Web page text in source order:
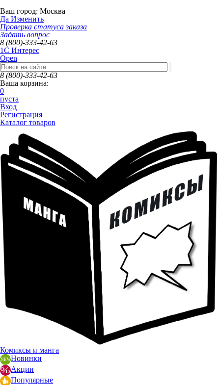
Ваш город: Москва
Да Изменить
Проверка статуса заказа
Задать вопрос
8 (800)-333-42-63
1C Интерес
Open
8 (800)-333-42-63
Ваша корзина:
0
пуста
Вход
Регистрация
Каталог товаров
Комиксы и манга
Новинки
Акции
Популярные